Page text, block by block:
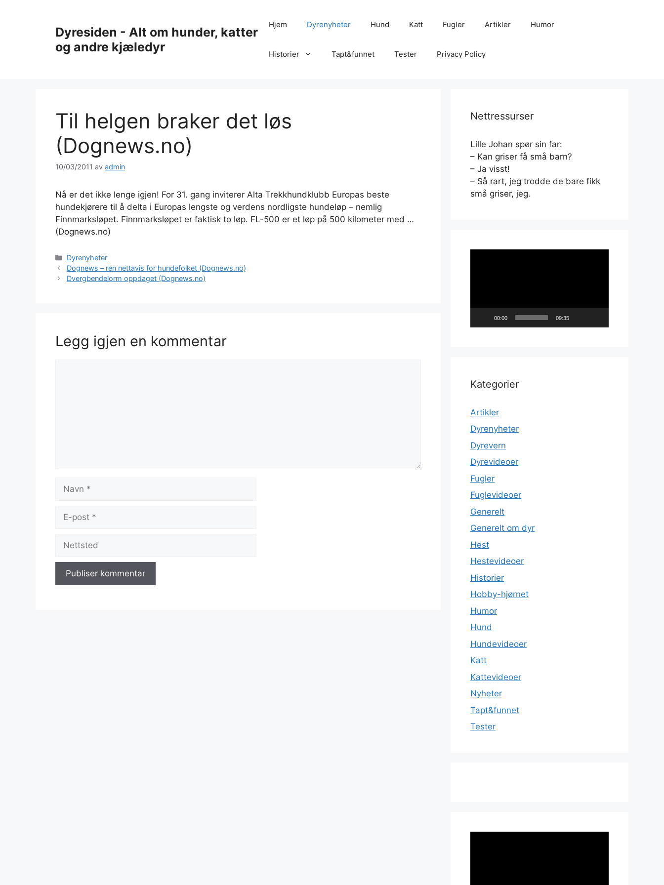
Dyresiden - Alt om hunder, katter
og andre kjæledyr
Hjem Dyrenyheter Hund Katt Fugler Artikler Humor
Historier Tapt&funnet Tester Privacy Policy
Til helgen braker det løs
(Dognews.no)
10/03/2011 av admin
Nå er det ikke lenge igjen! For 31. gang inviterer Alta Trekkhundklubb Europas beste
hundekjørere til å delta i Europas lengste og verdens nordligste hundeløp – nemlig
Finnmarksløpet. Finnmarksløpet er faktisk to løp. FL-500 er et løp på 500 kilometer med …
(Dognews.no)
Kategorier
Dyrenyheter
Dognews – ren nettavis for hundefolket (Dognews.no)
Dvergbendelorm oppdaget (Dognews.no)
Legg igjen en kommentar
Navn
Nettsted
Nettressurser
Lille Johan spør sin far:
– Kan griser få små barn?
– Ja visst!
– Så rart, jeg trodde de bare fikk
små griser, jeg.
00:00 09:35
Kategorier
Artikler
Dyrenyheter
Dyrevern
Dyrevideoer
Fugler
Fuglevideoer
Generelt
Generelt om dyr
Hest
Hestevideoer
Historier
Hobby-hjørnet
Humor
Hund
Hundevideoer
Katt
Kattevideoer
Nyheter
Tapt&funnet
Tester